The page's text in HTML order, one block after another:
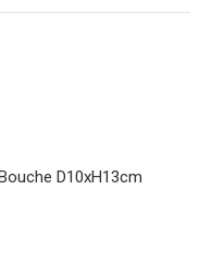
D10xH13cm